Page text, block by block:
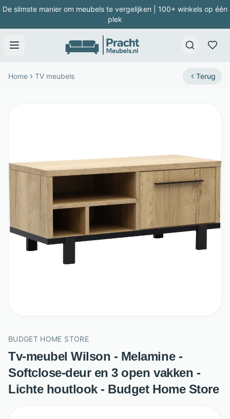
De slimste manier om meubels te vergelijken | 100+ winkels op één
plek
Home TV meubels Terug
BUDGET HOME STORE
Tv-meubel Wilson - Melamine -
Softclose-deur en 3 open vakken -
Lichte houtlook - Budget Home Store